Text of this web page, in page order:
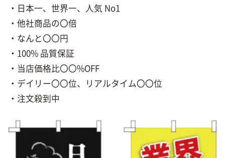
・日本一、世界一、人気 No1
・他社商品の〇倍
・なんと〇〇円
・100% 品質保証
・当店価格比〇〇%OFF
・デイリー〇〇位、リアルタイム〇〇位
・注文殺到中